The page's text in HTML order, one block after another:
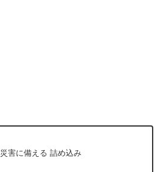
災害に備える 詰め込み